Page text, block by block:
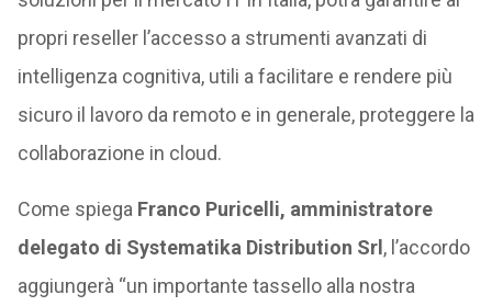
propri reseller l’accesso a strumenti avanzati di
intelligenza cognitiva, utili a facilitare e rendere più
sicuro il lavoro da remoto e in generale, proteggere la
collaborazione in cloud.
Come spiega Franco Puricelli, amministratore
delegato di Systematika Distribution Srl , l’accordo
aggiungerà “un importante tassello alla nostra